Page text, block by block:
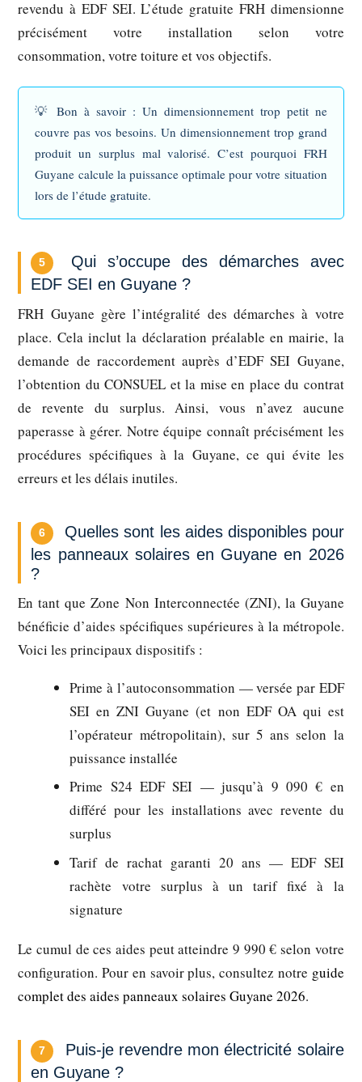
revendu à EDF SEI. L’étude gratuite FRH dimensionne
précisément votre installation selon votre
consommation, votre toiture et vos objectifs.
💡Bon à savoir : Un dimensionnement trop petit ne
couvre pas vos besoins. Un dimensionnement trop grand
produit un surplus mal valorisé. C’est pourquoi FRH
Guyane calcule la puissance optimale pour votre situation
lors de l’étude gratuite.
5
Qui s’occupe des démarches avec
EDF SEI en Guyane ?
FRH Guyane gère l’intégralité des démarches à votre
place. Cela inclut la déclaration préalable en mairie, la
demande de raccordement auprès d’EDF SEI Guyane,
l’obtention du CONSUEL et la mise en place du contrat
de revente du surplus. Ainsi, vous n’avez aucune
paperasse à gérer. Notre équipe connaît précisément les
procédures spécifiques à la Guyane, ce qui évite les
erreurs et les délais inutiles.
6
Quelles sont les aides disponibles pour
les panneaux solaires en Guyane en 2026
?
En tant que Zone Non Interconnectée (ZNI), la Guyane
bénéficie d’aides spécifiques supérieures à la métropole.
Voici les principaux dispositifs :
Prime à l’autoconsommation — versée par EDF
SEI en ZNI Guyane (et non EDF OA qui est
l’opérateur métropolitain), sur 5 ans selon la
puissance installée
Prime S24 EDF SEI — jusqu’à 9 090 € en
différé pour les installations avec revente du
surplus
Tarif de rachat garanti 20 ans — EDF SEI
rachète votre surplus à un tarif fixé à la
signature
Le cumul de ces aides peut atteindre 9 990 € selon votre
configuration. Pour en savoir plus, consultez notre guide
complet des aides panneaux solaires Guyane 2026.
7
Puis-je revendre mon électricité solaire
en Guyane ?